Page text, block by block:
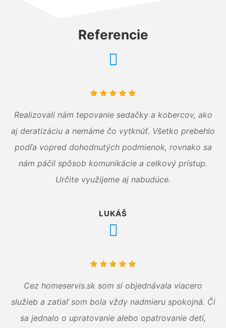
Referencie
Realizovali nám tepovanie sedačky a kobercov, ako
aj deratizáciu a nemáme čo vytknúť. Všetko prebehlo
podľa vopred dohodnutých podmienok, rovnako sa
nám páčil spôsob komunikácie a celkový prístup.
Určite využijeme aj nabudúce.
LUKÁŠ
Cez homeservis.sk som si objednávala viacero
služieb a zatiaľ som bola vždy nadmieru spokojná. Či
sa jednalo o upratovanie alebo opatrovanie detí,